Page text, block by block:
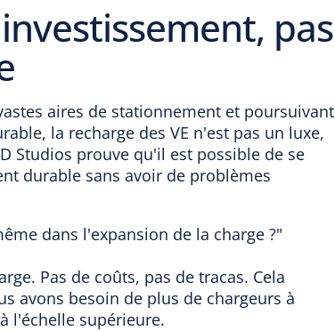
pas
aires de stationnement et poursuivant
la recharge des VE n'est pas un luxe,
Studios prouve qu'il est possible de se
durable sans avoir de problèmes
dans l'expansion de la charge ?"
Pas de coûts, pas de tracas. Cela
avons besoin de plus de chargeurs à
l'échelle supérieure.